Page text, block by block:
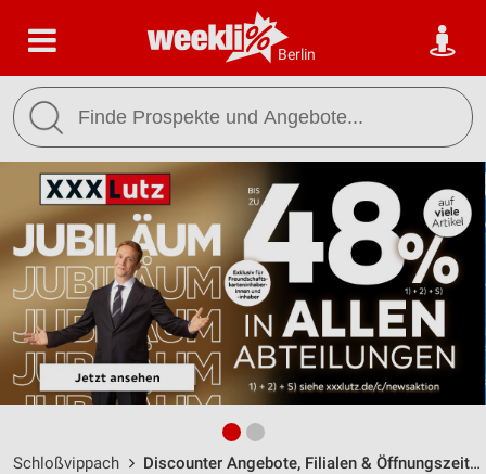
Berlin
Schloßvippach Discounter Angebote, Filialen & Öffnungszeiten